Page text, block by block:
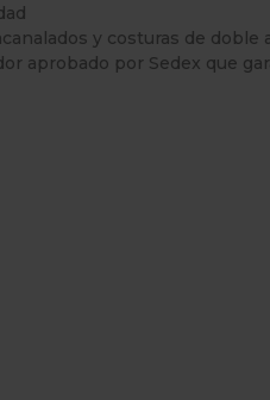
y costuras de doble
aprobado por Sedex que